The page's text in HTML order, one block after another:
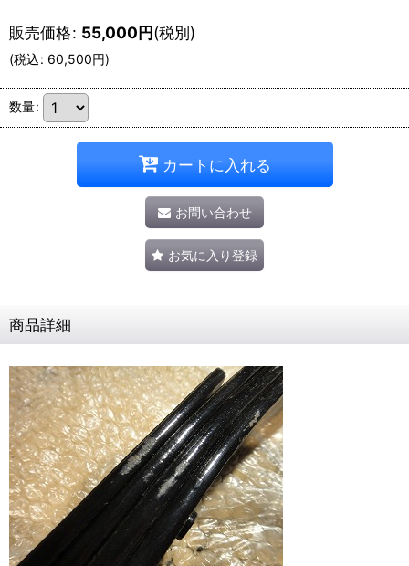
販売価格: 55,000円(税別)
(税込: 60,500円)
数量:
カートに入れる
お問い合わせ
お気に入り登録
商品詳細